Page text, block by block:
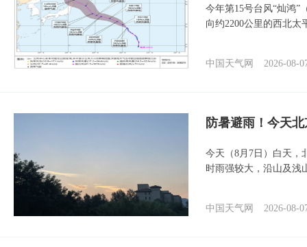
今年第15号台风“灿鸿”
向约2200公里的西北太
中国天气网 2026-08-
防暑避雨！今天
今天（8月7日）白天，
时雨强较大，沿山及浅
中国天气网 2026-08-